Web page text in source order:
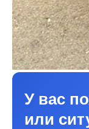
У вас
или